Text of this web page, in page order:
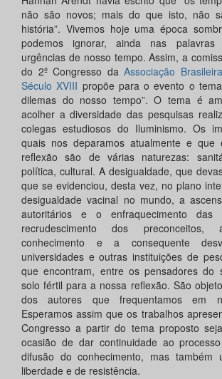
não são novos; mais do que isto, não
história”. Vivemos hoje uma época
podemos ignorar, ainda nas
urgências de nosso tempo. Assim, a
do 2º Congresso da Associação
Século XVIII propõe para o evento o
dilemas do nosso tempo”. O tema é
acolher a diversidade das pesquisas
colegas estudiosos do Iluminismo. Os
quais nos deparamos atualmente e que
reflexão são de várias naturezas:
política, cultural. A desigualdade, que
que se evidenciou, desta vez, no plano
desigualdade vacinal no mundo, a
autoritários e o enfraquecimento das
recrudescimento dos
conhecimento e a consequente
universidades e outras instituições de
que encontram, entre os pensadores do
solo fértil para a nossa reflexão. São
dos autores que frequentamos em
Esperamos assim que os trabalhos
Congresso a partir do tema proposto
ocasião de dar continuidade ao
difusão do conhecimento, mas também
liberdade e de resistência.